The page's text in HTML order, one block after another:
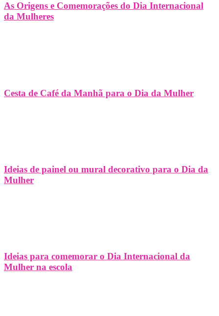
As Origens e Comemorações do Dia Internacional
da Mulheres
Cesta de Café da Manhã para o Dia da Mulher
Ideias de painel ou mural decorativo para o Dia da
Mulher
Ideias para comemorar o Dia Internacional da
Mulher na escola